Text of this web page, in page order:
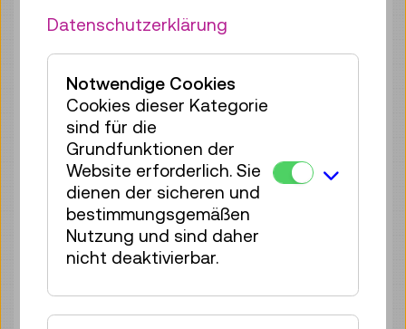
€ 2,50
Sa 08.08. 12:00 –12:40
Reservierung Kinderbereich
35 Plätze frei
€ 2,50
Sa 08.08. 13:00–13:40
Reservierung Kinderbereich
35 Plätze frei
€ 2,50
Sa 08.08. 14:00–14:40
Datenschutzerklärung
Notwendige Cookies
Cookies dieser Kategorie
sind für die
Grundfunktionen der
Website erforderlich. Sie
dienen der sicheren und
bestimmungsgemäßen
Nutzung und sind daher
nicht deaktivierbar.